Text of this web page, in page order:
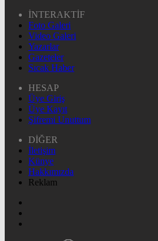
İNTERAKTİF
Foto Galeri
Video Galeri
Yazarlar
Gazeteler
Sıcak Haber
HESAP
Üye Giriş
Üye Kayıt
Şifremi Unuttum
DİĞER
İletişim
Künye
Hakkımızda
Reklam